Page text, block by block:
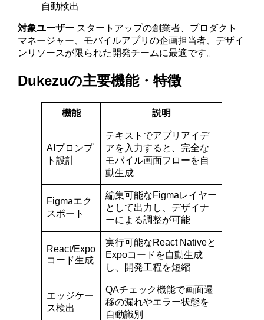
自動検出
対象ユーザー スタートアップの創業者、プロダクト
マネージャー、モバイルアプリの企画担当者、デザイ
ンリソースが限られた開発チームに最適です。
Dukezuの主要機能・特徴
機能 説明
AIプロンプ
ト設計
テキストでアプリアイデ
アを入力すると、完全な
モバイル画面フローを自
動生成
Figmaエク
スポート
編集可能なFigmaレイヤー
として出力し、デザイナ
ーによる調整が可能
React/Expo
コード生成
実行可能なReact Nativeと
Expoコードを自動生成
し、開発工程を短縮
エッジケー
ス検出
QAチェック機能で画面遷
移の漏れやエラー状態を
自動識別